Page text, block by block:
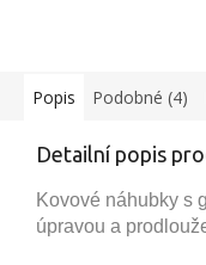
Popis Podobné (4)
Detailní popis
Kovové náhubky s
úpravou a